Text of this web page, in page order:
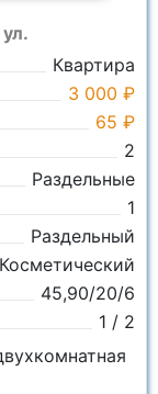
Квартира
3 000 ₽
65 ₽
2
Раздельные
1
Раздельный
Косметический
45,90/20/6
1 / 2